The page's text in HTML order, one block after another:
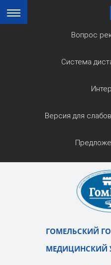
Вопрос
Система
Версия для
ГОМЕЛЬСКИЙ
МЕДИЦИНСКИЙ